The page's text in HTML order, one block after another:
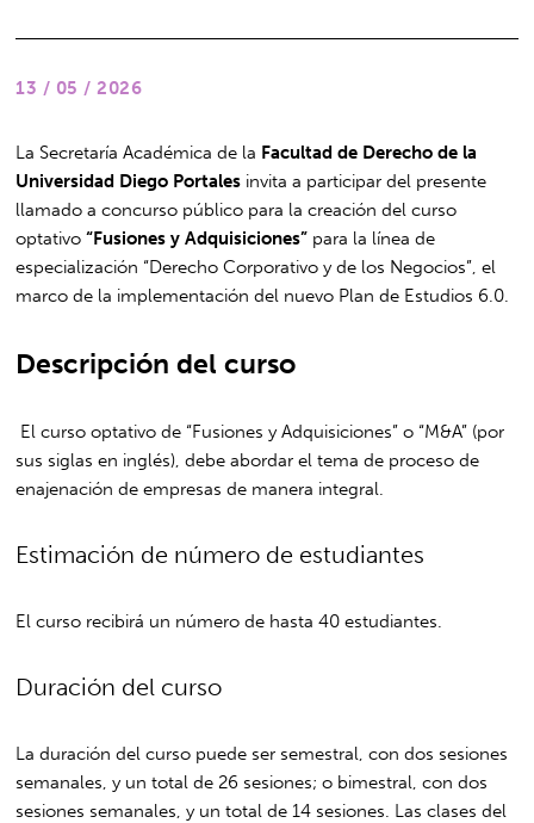
13 / 05 / 2026
La Secretaría Académica de la Facultad de Derecho de la
Universidad Diego Portales invita a participar del presente
llamado a concurso público para la creación del curso
optativo“Fusiones y Adquisiciones” para la línea de
especialización “Derecho Corporativo y de los Negocios”, el
marco de la implementación del nuevo Plan de Estudios 6.0.
Descripción del curso
El curso optativo de “Fusiones y Adquisiciones” o “M&A” (por
sus siglas en inglés), debe abordar el tema de proceso de
enajenación de empresas de manera integral.
Estimación de número de estudiantes
El curso recibirá un número de hasta 40 estudiantes.
Duración del curso
La duración del curso puede ser semestral, con dos sesiones
semanales, y un total de 26 sesiones; o bimestral, con dos
sesiones semanales, y un total de 14 sesiones. Las clases del